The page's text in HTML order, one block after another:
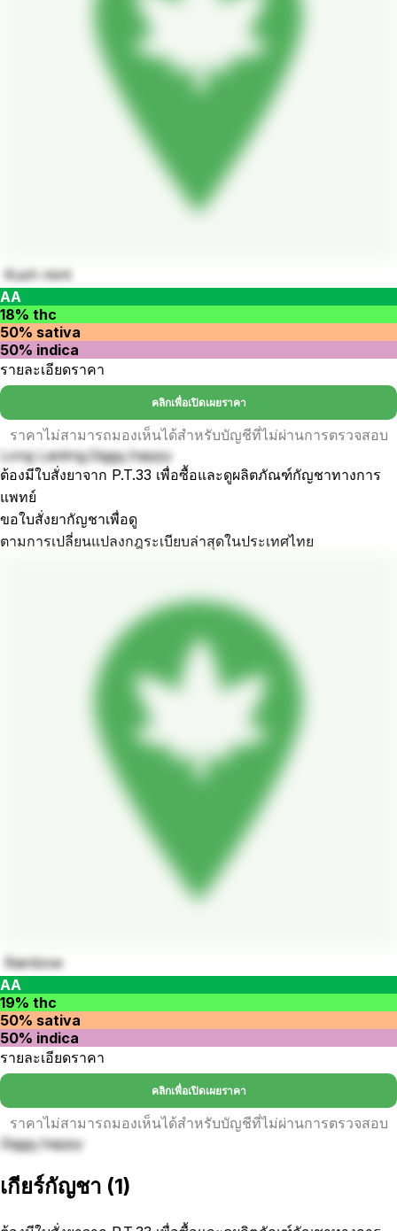
Kush mint
AA
18% thc
50% sativa
50% indica
รายละเอียดราคา
คลิกเพื่อเปิดเผยราคา
ราคาไม่สามารถมองเห็นได้สำหรับบัญชีที่ไม่ผ่านการตรวจสอบ
Long Lasting,Giggy,happy
ต้องมีใบสั่งยาจาก P.T.33 เพื่อซื้อและดูผลิตภัณฑ์กัญชาทางการ
แพทย์
ขอใบสั่งยากัญชาเพื่อดู
ตามการเปลี่ยนแปลงกฎระเบียบล่าสุดในประเทศไทย
Rainbow
AA
19% thc
50% sativa
50% indica
รายละเอียดราคา
คลิกเพื่อเปิดเผยราคา
ราคาไม่สามารถมองเห็นได้สำหรับบัญชีที่ไม่ผ่านการตรวจสอบ
Giggy,happy
เกียร์กัญชา (1)